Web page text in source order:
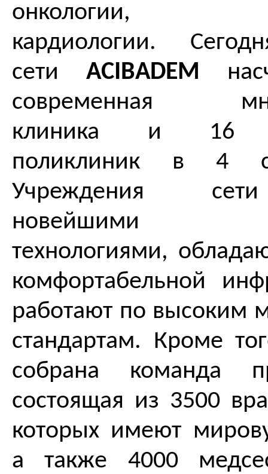
онкологии,
кардиологии.
сети ACIBADEM
современная
клиника и 16
поликлиник в 4
Учреждения
новейшими
технологиями,
комфортабельной
работают по высоким
стандартам. Кроме
собрана команда
состоящая из 3500
которых имеют
а также 4000